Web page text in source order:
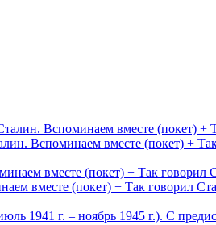
Вспоминаем вместе (покет) +
вместе (покет) + Так говорил